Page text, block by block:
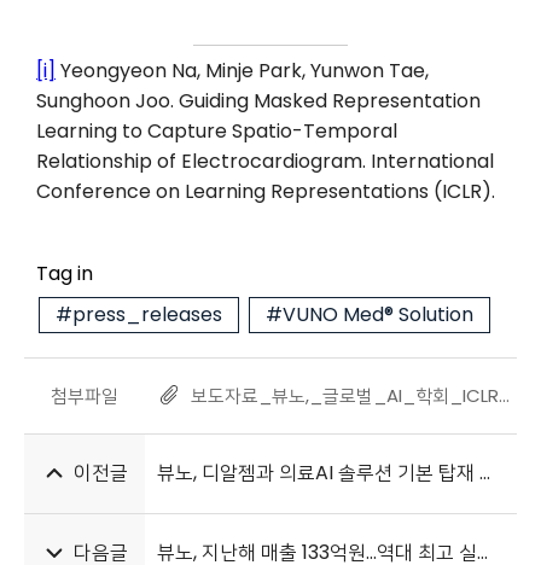
[i] Yeongyeon Na, Minje Park, Yunwon Tae,
Sunghoon Joo. Guiding Masked Representation
Learning to Capture Spatio-Temporal
Relationship of Electrocardiogram. International
Conference on Learning Representations (ICLR).
Tag in
#press_releases
#VUNO Med® Solution
첨부파일 보도자료_뷰노,_글로벌_AI_학회_ICLR_2024서_심전도_연구_논문_채택_20240207.pdf
이전글 뷰노, 디알젬과 의료AI 솔루션 기본 탑재 공급 계약 체결
다음글 뷰노, 지난해 매출 133억원…역대 최고 실적 달성